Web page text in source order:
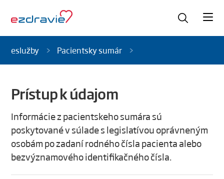
eslužby Pacientsky sumár
Prístup k údajom
Informácie z pacientskeho sumára sú
poskytované v súlade s legislatívou oprávneným
osobám po zadaní rodného čísla pacienta alebo
bezvýznamového identifikačného čísla.